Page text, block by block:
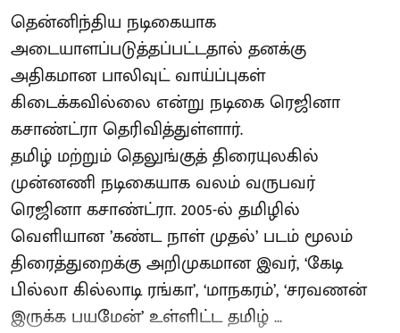
தென்னிந்திய நடிகையாக
அடையாளப்படுத்தப்பட்டதால் தனக்கு
அதிகமான பாலிவுட் வாய்ப்புகள்
கிடைக்கவில்லை என்று நடிகை ரெஜினா
கசாண்ட்ரா தெரிவித்துள்ளார்.
தமிழ் மற்றும் தெலுங்குத் திரையுலகில்
முன்னணி நடிகையாக வலம் வருபவர்
ரெஜினா கசாண்ட்ரா. 2005-ல் தமிழில்
வெளியான ’கண்ட நாள் முதல்’ படம் மூலம்
திரைத்துறைக்கு அறிமுகமான இவர், ‘கேடி
பில்லா கில்லாடி ரங்கா’, ‘மாநகரம்’, ‘சரவணன்
இருக்க பயமேன்’ உள்ளிட்ட தமிழ் ...